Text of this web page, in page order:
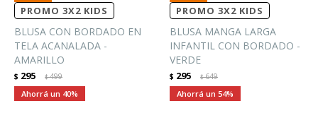
PROMO 3X2 KIDS
BLUSA CON BORDADO EN
TELA ACANALADA -
AMARILLO
$ 295 $499
40
PROMO 3X2 KIDS
BLUSA MANGA LARGA
INFANTIL CON BORDADO -
VERDE
$ 295 $649
54